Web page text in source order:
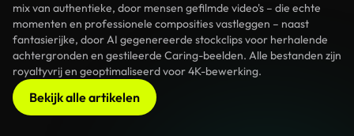
mix van authentieke, door mensen gefilmde video's – die echte
momenten en professionele composities vastleggen – naast
fantasierijke, door AI gegenereerde stockclips voor herhalende
achtergronden en gestileerde Caring-beelden. Alle bestanden zijn
royaltyvrij en geoptimaliseerd voor 4K-bewerking.
Bekijk alle artikelen